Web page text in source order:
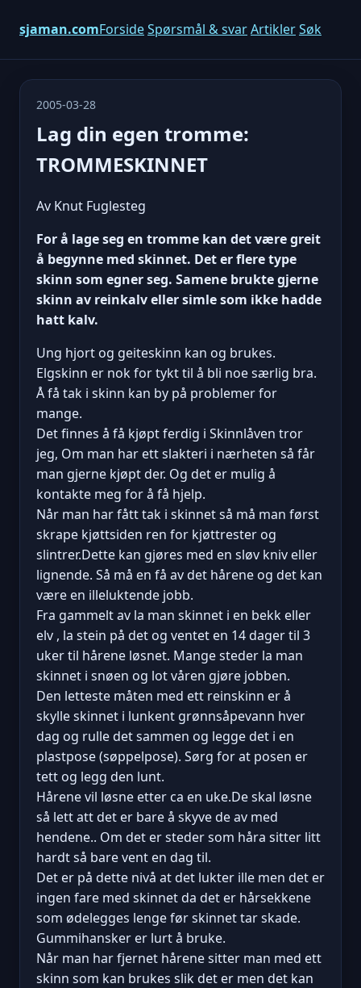
sjaman.comForsideSpørsmål & svarArtiklerSøk
2005-03-28
Lag din egen tromme:
TROMMESKINNET
Av Knut Fuglesteg
For å lage seg en tromme kan det være greit
å begynne med skinnet. Det er flere type
skinn som egner seg. Samene brukte gjerne
skinn av reinkalv eller simle som ikke hadde
hatt kalv.
Ung hjort og geiteskinn kan og brukes.
Elgskinn er nok for tykt til å bli noe særlig bra.
Å få tak i skinn kan by på problemer for
mange.
Det finnes å få kjøpt ferdig i Skinnlåven tror
jeg, Om man har ett slakteri i nærheten så får
man gjerne kjøpt der. Og det er mulig å
kontakte meg for å få hjelp.
Når man har fått tak i skinnet så må man først
skrape kjøttsiden ren for kjøttrester og
slintrer.Dette kan gjøres med en sløv kniv eller
lignende. Så må en få av det hårene og det kan
være en illeluktende jobb.
Fra gammelt av la man skinnet i en bekk eller
elv , la stein på det og ventet en 14 dager til 3
uker til hårene løsnet. Mange steder la man
skinnet i snøen og lot våren gjøre jobben.
Den letteste måten med ett reinskinn er å
skylle skinnet i lunkent grønnsåpevann hver
dag og rulle det sammen og legge det i en
plastpose (søppelpose). Sørg for at posen er
tett og legg den lunt.
Hårene vil løsne etter ca en uke.De skal løsne
så lett att det er bare å skyve de av med
hendene.. Om det er steder som håra sitter litt
hardt så bare vent en dag til.
Det er på dette nivå at det lukter ille men det er
ingen fare med skinnet da det er hårsekkene
som ødelegges lenge før skinnet tar skade.
Gummihansker er lurt å bruke.
Når man har fjernet hårene sitter man med ett
skinn som kan brukes slik det er men det kan